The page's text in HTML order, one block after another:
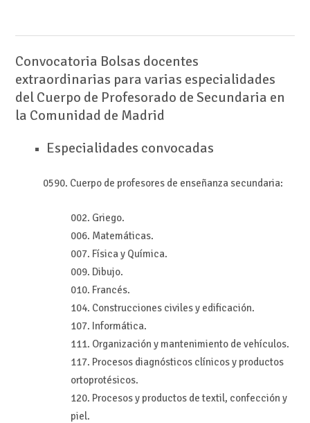
Convocatoria Bolsas docentes
extraordinarias para varias especialidades
del Cuerpo de Profesorado de Secundaria en
la Comunidad de Madrid
Especialidades convocadas
0590. Cuerpo de profesores de enseñanza secundaria:
002. Griego.
006. Matemáticas.
007. Física y Química.
009. Dibujo.
010. Francés.
104. Construcciones civiles y edificación.
107. Informática.
111. Organización y mantenimiento de vehículos.
117. Procesos diagnósticos clínicos y productos
ortoprotésicos.
120. Procesos y productos de textil, confección y
piel.